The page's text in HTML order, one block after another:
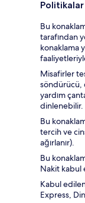
Politikalar
Bu
tarafından
konaklama
Misafirler
söndürücü,
yardım
dinlenebilir.
Bu
tercih ve
ağırlanır).
Bu
Nakit kabul
Kabul
Express,